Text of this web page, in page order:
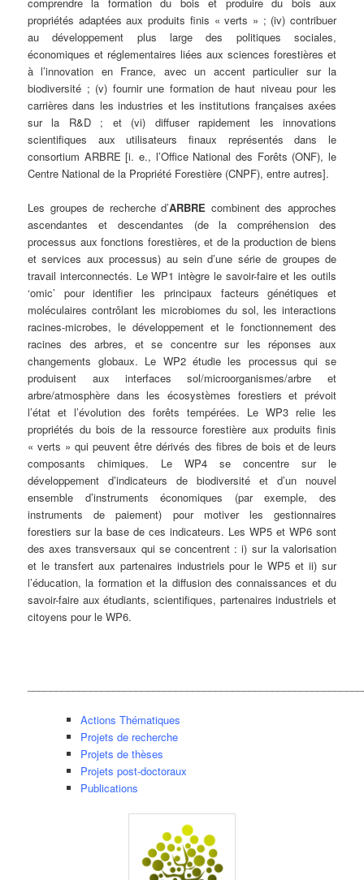
propriétés adaptées aux produits finis « verts » ; (iv) contribuer
au développement plus large des politiques sociales,
économiques et réglementaires liées aux sciences forestières et
à l’innovation en France, avec un accent particulier sur la
biodiversité ; (v) fournir une formation de haut niveau pour les
carrières dans les industries et les institutions françaises axées
sur la R&D ; et (vi) diffuser rapidement les innovations
scientifiques aux utilisateurs finaux représentés dans le
consortium ARBRE [i. e., l’Office National des Forêts (ONF), le
Centre National de la Propriété Forestière (CNPF), entre autres].
Les groupes de recherche d’ARBRE combinent des approches
ascendantes et descendantes (de la compréhension des
processus aux fonctions forestières, et de la production de biens
et services aux processus) au sein d’une série de groupes de
travail interconnectés. Le WP1 intègre le savoir-faire et les outils
‘omic’ pour identifier les principaux facteurs génétiques et
moléculaires contrôlant les microbiomes du sol, les interactions
racines-microbes, le développement et le fonctionnement des
racines des arbres, et se concentre sur les réponses aux
changements globaux. Le WP2 étudie les processus qui se
produisent aux interfaces sol/microorganismes/arbre et
arbre/atmosphère dans les écosystèmes forestiers et prévoit
l’état et l’évolution des forêts tempérées. Le WP3 relie les
propriétés du bois de la ressource forestière aux produits finis
« verts » qui peuvent être dérivés des fibres de bois et de leurs
composants chimiques. Le WP4 se concentre sur le
développement d’indicateurs de biodiversité et d’un nouvel
ensemble d’instruments économiques (par exemple, des
instruments de paiement) pour motiver les gestionnaires
forestiers sur la base de ces indicateurs. Les WP5 et WP6 sont
des axes transversaux qui se concentrent : i) sur la valorisation
et le transfert aux partenaires industriels pour le WP5 et ii) sur
l’éducation, la formation et la diffusion des connaissances et du
savoir-faire aux étudiants, scientifiques, partenaires industriels et
citoyens pour le WP6.
Actions Thématiques
Projets de recherche
Projets de thèses
Projets post-doctoraux
Publications